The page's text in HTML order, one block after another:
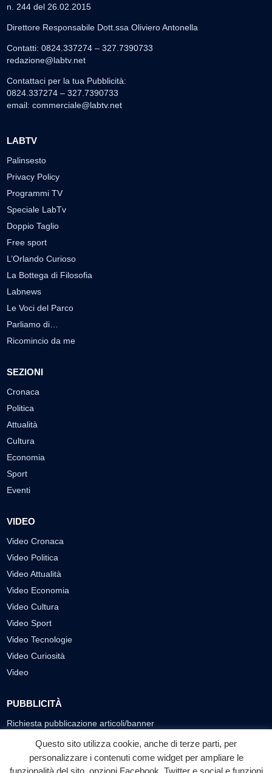
n. 244 del 26.02.2015
Direttore Responsabile Dott.ssa Oliviero Antonella
Contatti: 0824.337274 – 327.7390733
redazione@labtv.net
Contattaci per la tua Pubblicità:
0824.337274 – 327.7390733
email: commerciale@labtv.net
LABTV
Palinsesto
Privacy Policy
Programmi TV
Speciale LabTv
Doppio Taglio
Free sport
L’Orlando Curioso
La Bottega di Filosofia
Labnews
Le Voci del Parco
Parliamo di…
Ricomincio da me
SEZIONI
Cronaca
Politica
Attualità
Cultura
Economia
Sport
Eventi
VIDEO
Video Cronaca
Video Politica
Video Attualità
Video Economia
Video Cultura
Video Sport
Video Tecnologie
Video Curiosità
Video
PUBBLICITÀ
Richiesta pubblicazione articoli/banner
SEGUICI SUI SOCIAL
Questo sito utilizza cookie, anche di terze parti, per
personalizzare i contenuti come widget per ampliare le